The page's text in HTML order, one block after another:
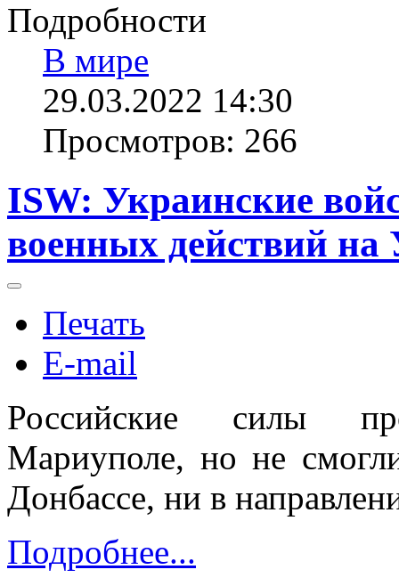
Подробности
В мире
29.03.2022 14:30
Просмотров: 266
ISW: Украинские
военных действий на
Печать
E-mail
Российские силы
Мариуполе, но не
Донбассе, ни в
Подробнее...